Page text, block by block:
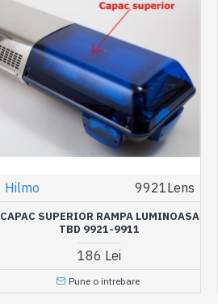
Hilmo 9921Lens
CAPAC SUPERIOR RAMPA LUMINOASA
TBD 9921-9911
186 Lei
Pune o intrebare